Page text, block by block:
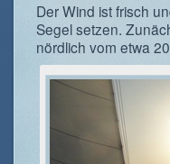
Der Wind ist frisch
Segel setzen.
nördlich vom etwa